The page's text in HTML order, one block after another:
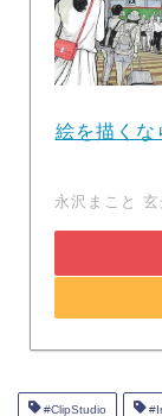
絵を描くな
永沢まこと
#ClipStudio